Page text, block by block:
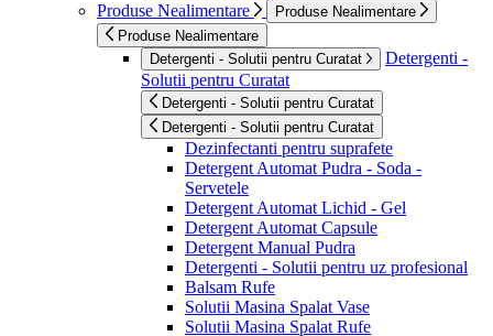
Produse Nealimentare
Produse Nealimentare
Produse Nealimentare
Detergenti - Solutii pentru Curatat
Detergenti -
Solutii pentru Curatat
Detergenti - Solutii pentru Curatat
Detergenti - Solutii pentru Curatat
Dezinfectanti pentru suprafete
Detergent Automat Pudra - Soda -
Servetele
Detergent Automat Lichid - Gel
Detergent Automat Capsule
Detergent Manual Pudra
Detergenti - Solutii pentru uz profesional
Balsam Rufe
Solutii Masina Spalat Vase
Solutii Masina Spalat Rufe